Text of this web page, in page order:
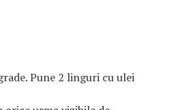
Pune 2 linguri cu ulei